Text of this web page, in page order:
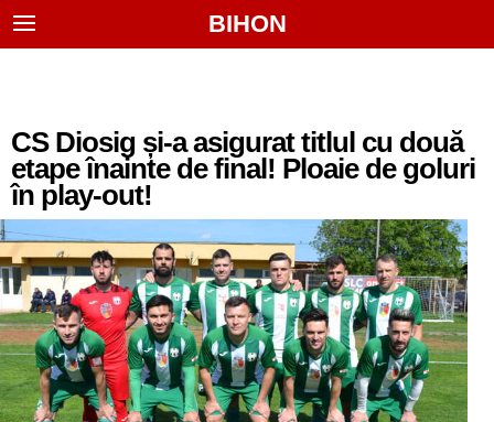
BIHON
CS Diosig și-a asigurat titlul cu două
etape înainte de final! Ploaie de goluri
în play-out!